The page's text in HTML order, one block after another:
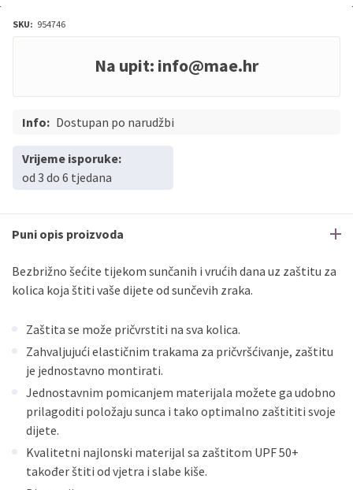
SKU: 954746
Na upit: info@mae.hr
Info: Dostupan po narudžbi
Vrijeme isporuke:
od 3 do 6 tjedana
Puni opis proizvoda
Bezbrižno šećite tijekom sunčanih i vrućih dana uz zaštitu za
kolica koja štiti vaše dijete od sunčevih zraka.
Zaštita se može pričvrstiti na sva kolica.
Zahvaljujući elastičnim trakama za pričvršćivanje, zaštitu
je jednostavno montirati.
Jednostavnim pomicanjem materijala možete ga udobno
prilagoditi položaju sunca i tako optimalno zaštititi svoje
dijete.
Kvalitetni najlonski materijal sa zaštitom UPF 50+
također štiti od vjetra i slabe kiše.